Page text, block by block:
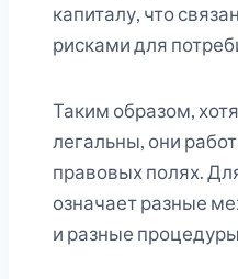
капиталу, что
рисками для
Таким образом,
легальны, они
правовых полях.
означает разные
и разные